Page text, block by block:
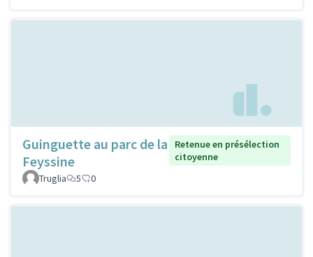
Guinguette au parc de la
Feyssine
Retenue en présélection
citoyenne
Truglia
5 0